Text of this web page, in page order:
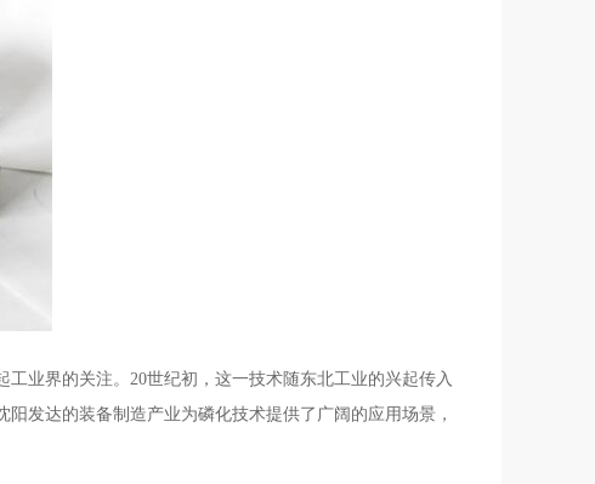
业界的关注。20世纪初，这一技术随东北工业的兴起传入
发达的装备制造产业为磷化技术提供了广阔的应用场景，